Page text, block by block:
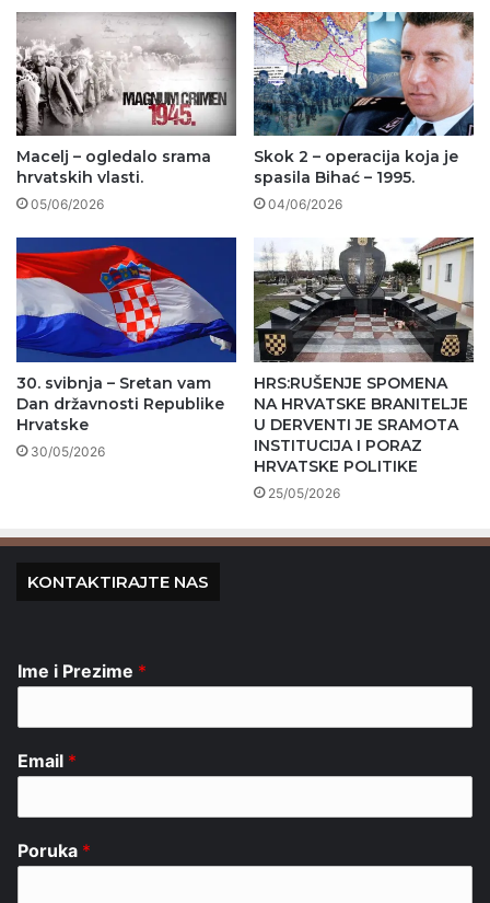
Macelj – ogledalo srama
hrvatskih vlasti.
05/06/2026
Skok 2 – operacija koja je
spasila Bihać – 1995.
04/06/2026
30. svibnja – Sretan vam
Dan državnosti Republike
Hrvatske
30/05/2026
HRS:RUŠENJE SPOMENA
NA HRVATSKE BRANITELJE
U DERVENTI JE SRAMOTA
INSTITUCIJA I PORAZ
HRVATSKE POLITIKE
25/05/2026
KONTAKTIRAJTE NAS
Ime i Prezime *
Email *
Poruka *